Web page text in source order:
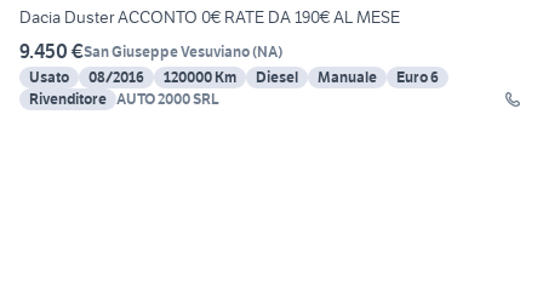
Dacia Duster ACCONTO 0€ RATE DA 190€ AL MESE
9.450 €San Giuseppe Vesuviano(NA)
Usato
08/2016 120000 Km Diesel Manuale
Euro 6
Rivenditore AUTO 2000 SRL